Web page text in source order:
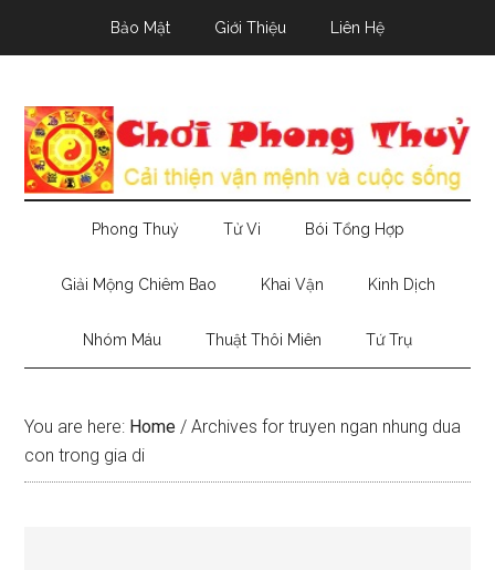
Bảo Mật Giới Thiệu Liên Hệ
Phong Thuỷ Tử Vi Bói Tổng Hợp
Giải Mộng Chiêm Bao Khai Vận Kinh Dịch
Nhóm Máu Thuật Thôi Miên Tứ Trụ
You are here: Home / Archives for truyen ngan nhung dua
con trong gia di